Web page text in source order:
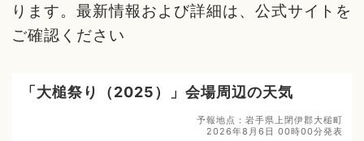
ります。最新情報および詳細は、公式サイトを
ご確認ください
「大槌祭り（2025）」会場周辺の天気
予報地点：岩手県上閉伊郡大槌町
2026年8月6日 00時00分発表